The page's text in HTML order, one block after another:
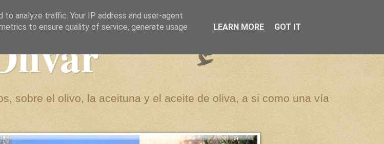
sobre el olivo, la aceituna y el aceite de oliva, a si como una vía
analyze traffic. Your IP address and user-agent
to ensure quality of service, generate usage
LEARN MORE GOT IT